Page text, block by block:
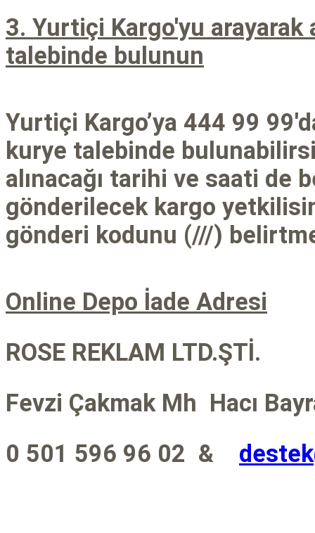
3. Yurtiçi Kargo'yu
talebinde bulunun
Yurtiçi Kargo’ya 444 99
kurye talebinde
alınacağı tarihi ve saati de
gönderilecek kargo
gönderi kodunu (///)
Online Depo İade Adresi
ROSE REKLAM LTD.ŞTİ.
Fevzi Çakmak Mh Hacı
0 501 596 96 02 &